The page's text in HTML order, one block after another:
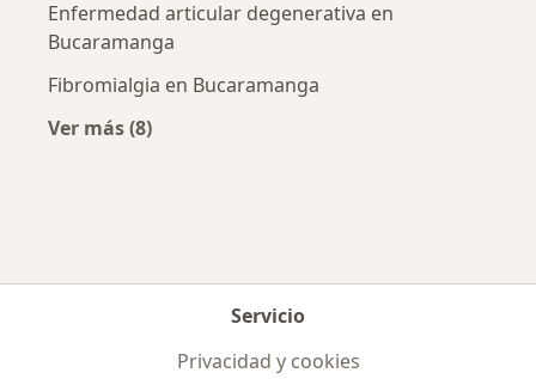
Enfermedad articular degenerativa en
Bucaramanga
Fibromialgia en Bucaramanga
Ver más (8)
Servicio
Privacidad y cookies